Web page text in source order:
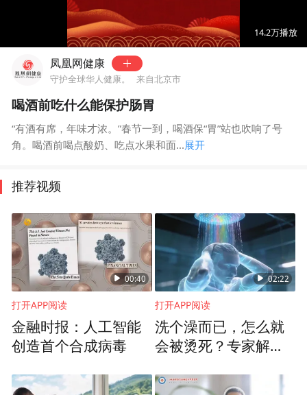
01:50
14.2万播放
凤凰网健康
守护全球华人健康。 来自北京市
喝酒前吃什么能保护肠胃
“有酒有席，年味才浓。”春节一到，喝酒保“胃”站也吹响了号
角。喝酒前喝点酸奶、吃点水果和面...展开
推荐视频
00:40
打开APP阅读
金融时报：人工智能
创造首个合成病毒
02:22
打开APP阅读
洗个澡而已，怎么就
会被烫死？专家解读
元凶